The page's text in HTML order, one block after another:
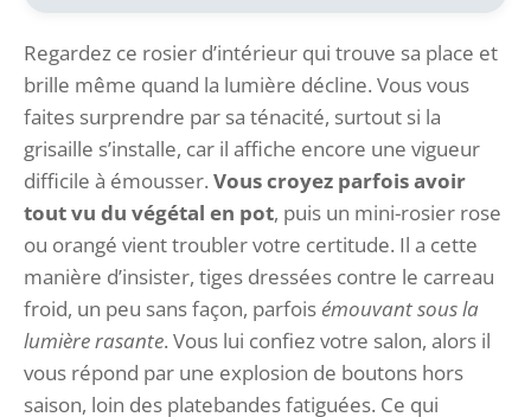
Regardez ce rosier d’intérieur qui trouve sa place et
brille même quand la lumière décline. Vous vous
faites surprendre par sa ténacité, surtout si la
grisaille s’installe, car il affiche encore une vigueur
difficile à émousser. Vous croyez parfois avoir
tout vu du végétal en pot, puis un mini-rosier rose
ou orangé vient troubler votre certitude. Il a cette
manière d’insister, tiges dressées contre le carreau
froid, un peu sans façon, parfois émouvant sous la
lumière rasante. Vous lui confiez votre salon, alors il
vous répond par une explosion de boutons hors
saison, loin des platebandes fatiguées. Ce qui